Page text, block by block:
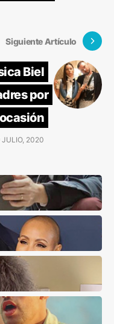
Siguiente Artículo
Biel
por
JULIO, 2020